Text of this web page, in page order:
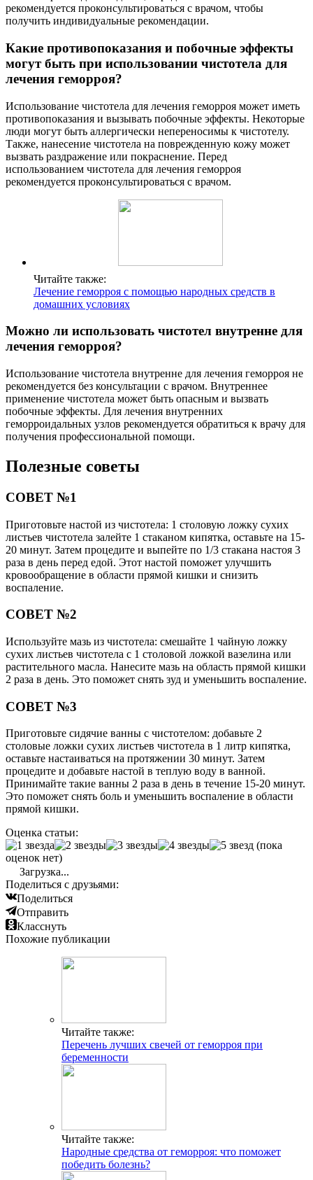
рекомендуется проконсультироваться с врачом, чтобы
получить индивидуальные рекомендации.
Какие противопоказания и побочные эффекты
могут быть при использовании чистотела для
лечения геморроя?
Использование чистотела для лечения геморроя может иметь
противопоказания и вызывать побочные эффекты. Некоторые
люди могут быть аллергически непереносимы к чистотелу.
Также, нанесение чистотела на поврежденную кожу может
вызвать раздражение или покраснение. Перед
использованием чистотела для лечения геморроя
рекомендуется проконсультироваться с врачом.
Читайте также:
Лечение геморроя с помощью народных средств в
домашних условиях
Можно ли использовать чистотел внутренне для
лечения геморроя?
Использование чистотела внутренне для лечения геморроя не
рекомендуется без консультации с врачом. Внутреннее
применение чистотела может быть опасным и вызвать
побочные эффекты. Для лечения внутренних
геморроидальных узлов рекомендуется обратиться к врачу для
получения профессиональной помощи.
Полезные советы
СОВЕТ №1
Приготовьте настой из чистотела: 1 столовую ложку сухих
листьев чистотела залейте 1 стаканом кипятка, оставьте на 15-
20 минут. Затем процедите и выпейте по 1/3 стакана настоя 3
раза в день перед едой. Этот настой поможет улучшить
кровообращение в области прямой кишки и снизить
воспаление.
СОВЕТ №2
Используйте мазь из чистотела: смешайте 1 чайную ложку
сухих листьев чистотела с 1 столовой ложкой вазелина или
растительного масла. Нанесите мазь на область прямой кишки
2 раза в день. Это поможет снять зуд и уменьшить воспаление.
СОВЕТ №3
Приготовьте сидячие ванны с чистотелом: добавьте 2
столовые ложки сухих листьев чистотела в 1 литр кипятка,
оставьте настаиваться на протяжении 30 минут. Затем
процедите и добавьте настой в теплую воду в ванной.
Принимайте такие ванны 2 раза в день в течение 15-20 минут.
Это поможет снять боль и уменьшить воспаление в области
прямой кишки.
Оценка статьи:
(пока
оценок нет)
Загрузка...
Поделиться с друзьями:
Поделиться
Отправить
Класснуть
Похожие публикации
Читайте также:
Перечень лучших свечей от геморроя при
беременности
Читайте также:
Народные средства от геморроя: что поможет
победить болезнь?